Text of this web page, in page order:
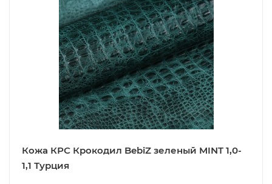
Кожа КРС Крокодил BebiZ зеленый MINT 1,0-
1,1 Турция